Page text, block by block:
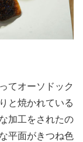
てオーソドック
と焼かれている
加工をされたの
平面がきつね色